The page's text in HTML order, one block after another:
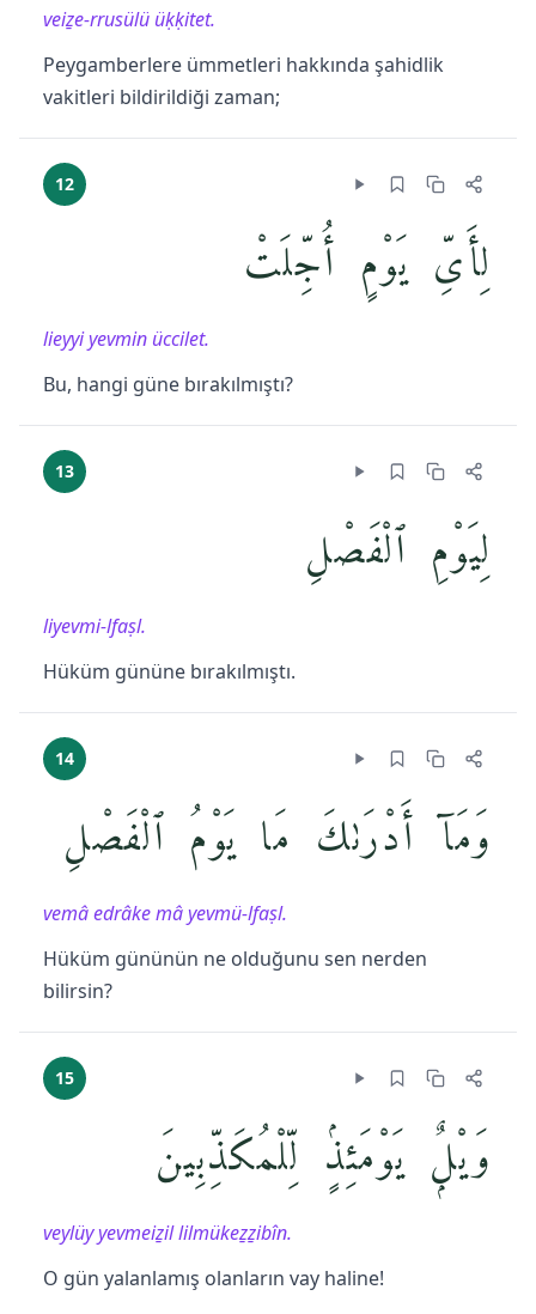
veiẕe-rrusülü üḳḳitet.
Peygamberlere ümmetleri hakkında şahidlik
vakitleri bildirildiği zaman;
12
لِأَىِّ يَوْمٍ أُجِّلَتْ
lieyyi yevmin üccilet.
Bu, hangi güne bırakılmıştı?
13
لِيَوْمِ ٱلْفَصْلِ
liyevmi-lfaṣl.
Hüküm gününe bırakılmıştı.
14
وَمَآ أَدْرَىٰكَ مَا يَوْمُ ٱلْفَصْلِ
vemâ edrâke mâ yevmü-lfaṣl.
Hüküm gününün ne olduğunu sen nerden
bilirsin?
15
وَيْلٌۭ يَوْمَئِذٍۢ لِّلْمُكَذِّبِينَ
veylüy yevmeiẕil lilmükeẕẕibîn.
O gün yalanlamış olanların vay haline!